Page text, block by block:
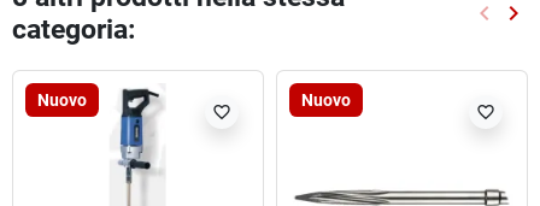
categoria:
keyboard_arrow_left keyboard_arrow_right
Nuovo
favorite_border
Nuovo
favorite_border